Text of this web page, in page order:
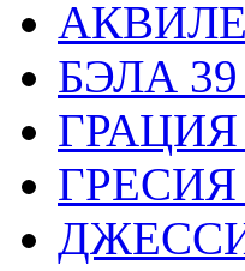
БЭЛА 39
ГРАЦИЯ
ГРЕСИЯ